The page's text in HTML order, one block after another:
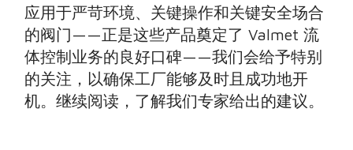
应用于严苛环境、关键操作和关键安全场合
的阀门——正是这些产品奠定了 Valmet 流
体控制业务的良好口碑——我们会给予特别
的关注，以确保工厂能够及时且成功地开
机。继续阅读，了解我们专家给出的建议。